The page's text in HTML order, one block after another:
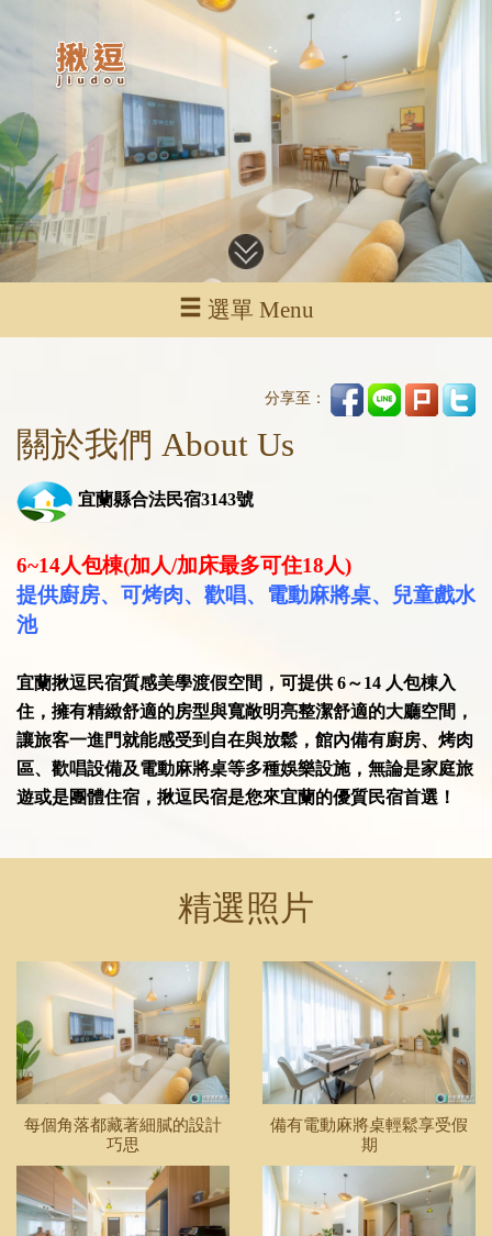
選單 Menu
分享至：
關於我們 About Us
宜蘭縣合法民宿3143號
6~14人包棟(加人/加床最多可住18人)
提供廚房、可烤肉、歡唱、電動麻將桌、兒童戲水
池
宜蘭揪逗民宿質感美學渡假空間， 可提供 6～14 人包棟入
住 ， 擁有精緻舒適的房型與寬敞明亮整潔舒適的大廳空間，
讓旅客一進門就能感受到自在與放鬆，館內備有廚房、烤肉
區、歡唱設備及電動麻將桌等多種娛樂設施， 無論是家庭旅
遊或是團體住宿，揪逗民宿是您來宜蘭的優質民宿首選！
精選照片
每個角落都藏著細膩的設計
巧思
備有電動麻將桌輕鬆享受假
期